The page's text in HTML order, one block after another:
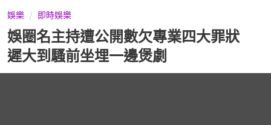
娛樂 即時娛樂
娛圈名主持遭公開數欠專業四大罪狀
遲大到騷前坐埋一邊煲劇